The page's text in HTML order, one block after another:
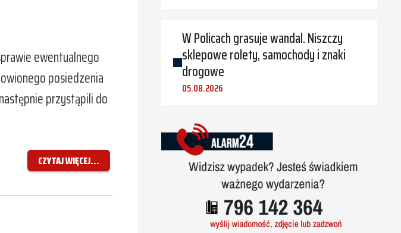
ewentualnego
posiedzenia
przystąpili do
CZYTAJ WIĘCEJ...
W Policach grasuje wandal. Niszczy
sklepowe rolety, samochody i znaki
drogowe
05.08.2026